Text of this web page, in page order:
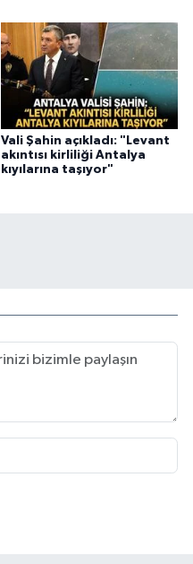
Vali Şahin açıkladı: "Levant
akıntısı kirliliği Antalya
kıyılarına taşıyor"